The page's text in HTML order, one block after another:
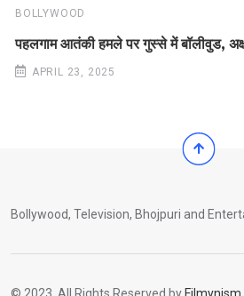
BOLLYWOOD
पहलगाम आतंकी हमले पर गुस्से में बॉलीवुड,
APRIL 23, 2025
Bollywood, Television, Bhojpuri and